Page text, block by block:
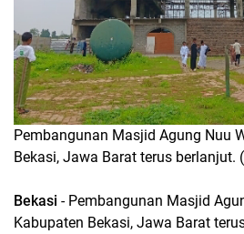
Pembangunan Masjid Agung Nuu
Bekasi, Jawa Barat terus berlanjut.
Bekasi - Pembangunan Masjid
Kabupaten Bekasi, Jawa Barat